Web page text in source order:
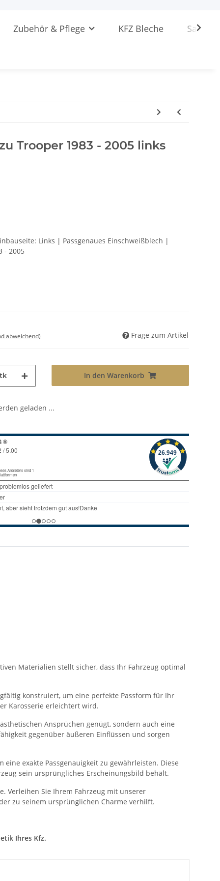
Zubehör & Pflege KFZ Bleche
Trooper 1983 - 2005 links
Links | Passgenaues Einschweißblech |
- 2005
abweichend) Frage zum Artikel
In den Warenkorb
geladen ...
Materialien stellt sicher, dass Ihr Fahrzeug optimal
konstruiert, um eine perfekte Passform für Ihr
Karosserie erleichtert wird.
Ansprüchen genügt, sondern auch eine
gegenüber äußeren Einflüssen und sorgen
exakte Passgenauigkeit zu gewährleisten. Diese
sein ursprüngliches Erscheinungsbild behält.
Verleihen Sie Ihrem Fahrzeug mit unserer
zu seinem ursprünglichen Charme verhilft.
Ihres Kfz.